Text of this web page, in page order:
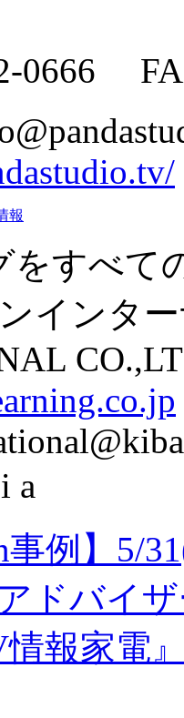
0666
報
をすべて
インタ
a
事例】5/
ドバイ
報家電